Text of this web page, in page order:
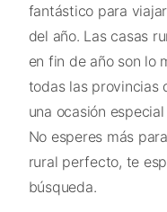
fantástico para
del año. Las casas
en fin de año son lo
todas las provincias
una ocasión
No esperes más
rural perfecto, te
búsqueda.